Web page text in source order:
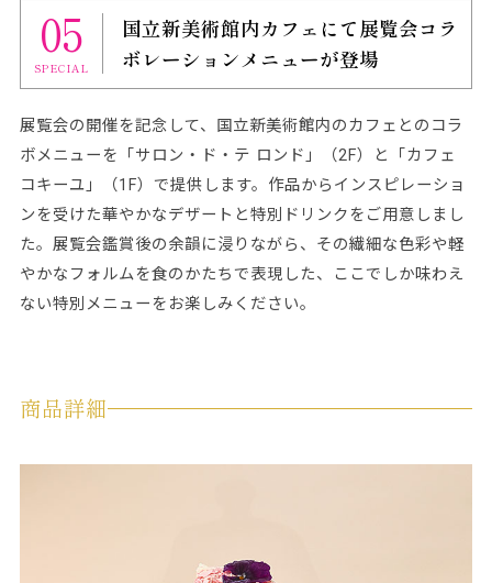
05
SPECIAL
国立新美術館内カフェにて展覧会コラ
ボレーションメニューが登場
展覧会の開催を記念して、国立新美術館内のカフェとのコラ
ボメニューを「サロン・ド・テ ロンド」（2F）と「カフェ
コキーユ」（1F）で提供します。作品からインスピレーショ
ンを受けた華やかなデザートと特別ドリンクをご用意しまし
た。展覧会鑑賞後の余韻に浸りながら、その繊細な色彩や軽
やかなフォルムを食のかたちで表現した、ここでしか味わえ
ない特別メニューをお楽しみください。
商品詳細